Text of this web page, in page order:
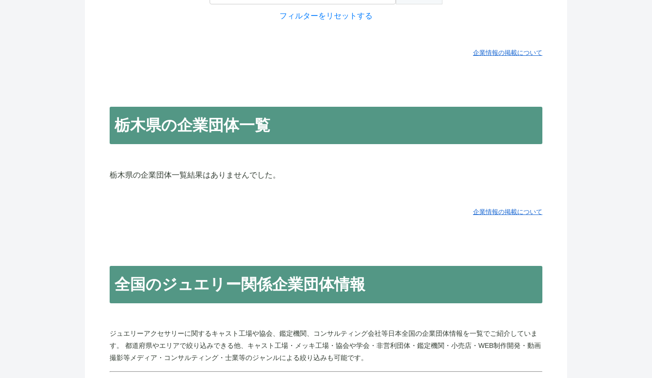
フィルターをリセットする
企業情報の掲載について
栃木県の企業団体一覧
栃木県の企業団体一覧結果はありませんでした。
企業情報の掲載について
全国のジュエリー関係企業団体情報
ジュエリーアクセサリーに関するキャスト工場や協会、鑑定機関、コンサルティング会社等日本全国の企業団体情報を一覧でご紹介していま
す。 都道府県やエリアで絞り込みできる他、キャスト工場・メッキ工場・協会や学会・非営利団体・鑑定機関・小売店・WEB制作開発・動画
撮影等メディア・コンサルティング・士業等のジャンルによる絞り込みも可能です。